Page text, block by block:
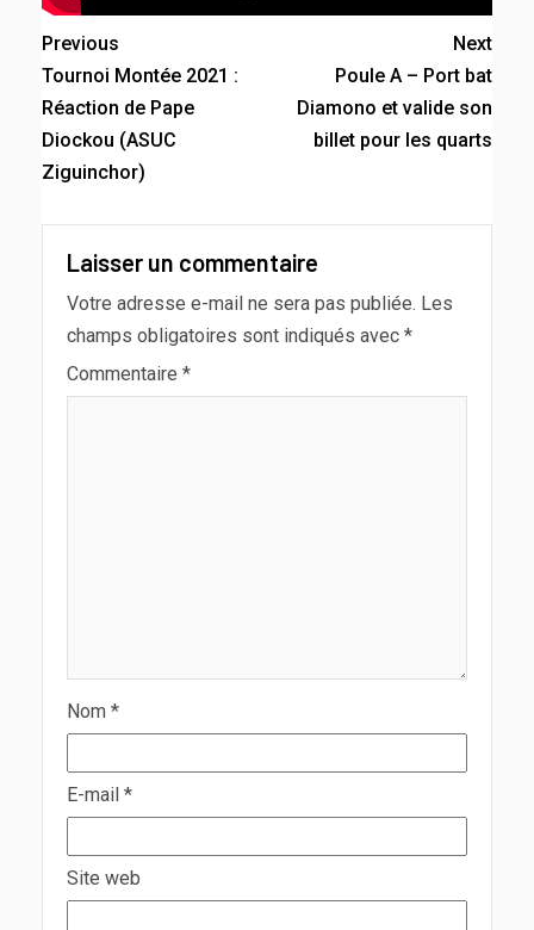
Previous
Tournoi Montée 2021 :
Réaction de Pape
Diockou (ASUC
Ziguinchor)
Next
Poule A – Port bat
Diamono et valide son
billet pour les quarts
Laisser un commentaire
Votre adresse e-mail ne sera pas publiée. Les
champs obligatoires sont indiqués avec *
Commentaire *
Nom *
E-mail *
Site web